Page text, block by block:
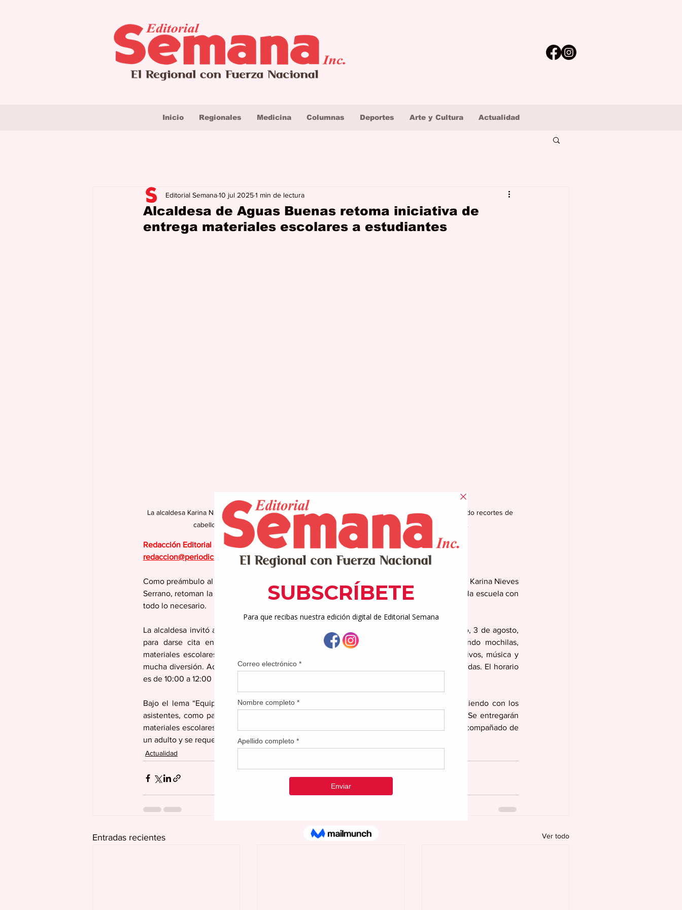
Inicio Regionales Medicina Columnas Deportes Arte y Cultura Actualidad
Alcaldesa de Aguas Buenas retoma iniciativa de
entrega materiales escolares a estudiantes
Editorial Semana10 jul 20251 min de lectura
La alcaldesa Karina Nieves Serrano explicó que estarán distribuyendo materiales escolares y ofreciendo recortes de
cabello gratuitos para que los niños y jóvenes regresen a clases con todo lo necesario.
Redacción Editorial Semana
redaccion@periodicolasemana.net
Como preámbulo al inicio de clases en la Isla, el Municipio de Aguas Buenas y su alcaldesa Karina Nieves
Serrano, retoman la  iniciativa de regreso a la escuela, para que niños y jóvenes regresen a la escuela con
todo lo necesario.
La alcaldesa invitó a padres y estudiantes de su municipio a separar la fecha del domingo, 3 de agosto,
para darse cita en el Coliseo Samuel “Sammy” Rodríguez, donde estarán distribuyendo mochilas,
materiales escolares, y se ofrecerán recortes para niños y niñas, área de juegos educativos, música y
mucha diversión. Además, habrá mesas informativas de agencias gubernamentales y privadas. El horario
es de 10:00 a 12:00 p.m.
Bajo el lema “Equipando Sueños, Transformando Futuro”, Nieves Serrano estará compartiendo con los
asistentes, como parte de su compromiso con las familias y estudiantes aguasbonenses. Se entregarán
materiales escolares para los primeros 200 estudiantes. Cada estudiante debe de venir acompañado de
un adulto y se requerirá idenficiación con foto.
Actualidad
Entradas recientes Ver todo